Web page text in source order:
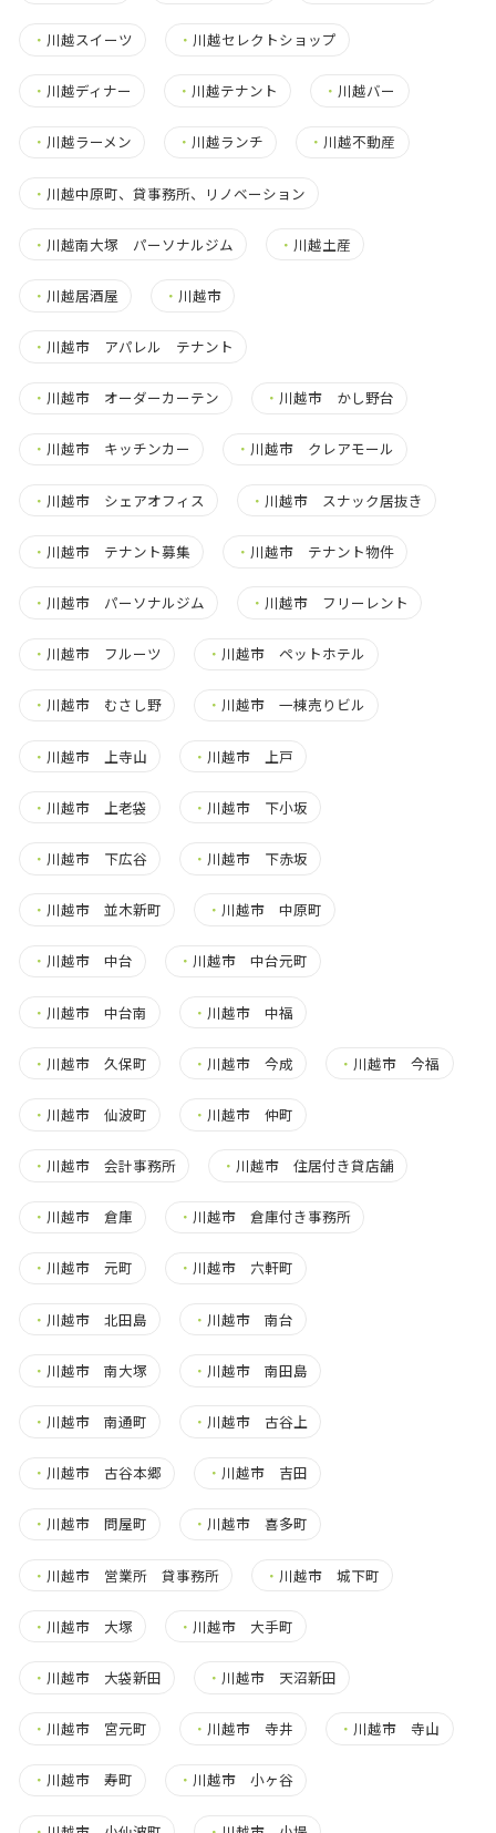
・ 川越スイーツ ・ 川越セレクトショップ
・ 川越ディナー ・ 川越テナント ・ 川越バー
・ 川越ラーメン ・ 川越ランチ ・ 川越不動産
・ 川越中原町、貸事務所、リノベーション
・ 川越南大塚 パーソナルジム ・ 川越土産
・ 川越居酒屋 ・ 川越市
・ 川越市 アパレル テナント
・ 川越市 オーダーカーテン ・ 川越市 かし野台
・ 川越市 キッチンカー ・ 川越市 クレアモール
・ 川越市 シェアオフィス ・ 川越市 スナック居抜き
・ 川越市 テナント募集 ・ 川越市 テナント物件
・ 川越市 パーソナルジム ・ 川越市 フリーレント
・ 川越市 フルーツ ・ 川越市 ペットホテル
・ 川越市 むさし野 ・ 川越市 一棟売りビル
・ 川越市 上寺山 ・ 川越市 上戸
・ 川越市 上老袋 ・ 川越市 下小坂
・ 川越市 下広谷 ・ 川越市 下赤坂
・ 川越市 並木新町 ・ 川越市 中原町
・ 川越市 中台 ・ 川越市 中台元町
・ 川越市 中台南 ・ 川越市 中福
・ 川越市 久保町 ・ 川越市 今成 ・ 川越市 今福
・ 川越市 仙波町 ・ 川越市 仲町
・ 川越市 会計事務所 ・ 川越市 住居付き貸店舗
・ 川越市 倉庫 ・ 川越市 倉庫付き事務所
・ 川越市 元町 ・ 川越市 六軒町
・ 川越市 北田島 ・ 川越市 南台
・ 川越市 南大塚 ・ 川越市 南田島
・ 川越市 南通町 ・ 川越市 古谷上
・ 川越市 古谷本郷 ・ 川越市 吉田
・ 川越市 問屋町 ・ 川越市 喜多町
・ 川越市 営業所 貸事務所 ・ 川越市 城下町
・ 川越市 大塚 ・ 川越市 大手町
・ 川越市 大袋新田 ・ 川越市 天沼新田
・ 川越市 宮元町 ・ 川越市 寺井 ・ 川越市 寺山
・ 川越市 寿町 ・ 川越市 小ヶ谷